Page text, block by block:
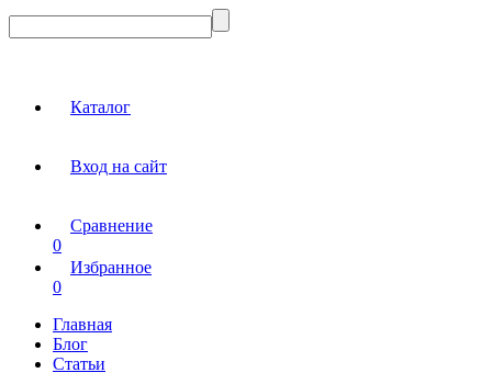
Каталог
Вход на сайт
Сравнение
0
Избранное
0
Главная
Блог
Статьи